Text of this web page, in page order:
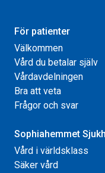
För patienter
Välkommen
Vård du betalar själv
Vårdavdelningen
Bra att veta
Frågor och svar
Sophiahemmet
Vård i världsklass
Säker vård